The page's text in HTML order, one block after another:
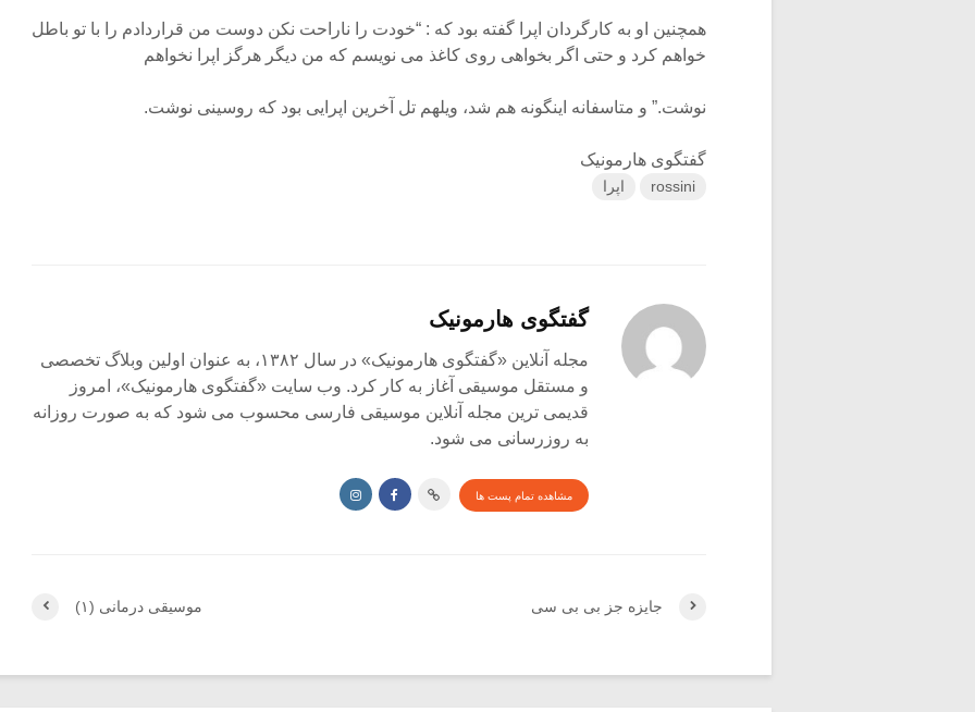
همچنین او به کارگردان اپرا گفته بود که : “خودت را ناراحت نکن دوست من قراردادم را با تو باطل
خواهم کرد و حتی اگر بخواهی روی کاغذ می نویسم که من دیگر هرگز اپرا نخواهم
نوشت.” و متاسفانه اینگونه هم شد، ویلهم تل آخرین اپرایی بود که روسینی نوشت.
گفتگوی هارمونیک
rossini اپرا
گفتگوی هارمونیک
مجله آنلاین «گفتگوی هارمونیک» در سال ۱۳۸۲، به عنوان اولین وبلاگ تخصصی
و مستقل موسیقی آغاز به کار کرد. وب سایت «گفتگوی هارمونیک»، امروز
قدیمی ترین مجله آنلاین موسیقی فارسی محسوب می شود که به صورت روزانه
به روزرسانی می شود.
مشاهده تمام پست ها
موسیقی درمانی (۱) جایزه جز بی بی سی